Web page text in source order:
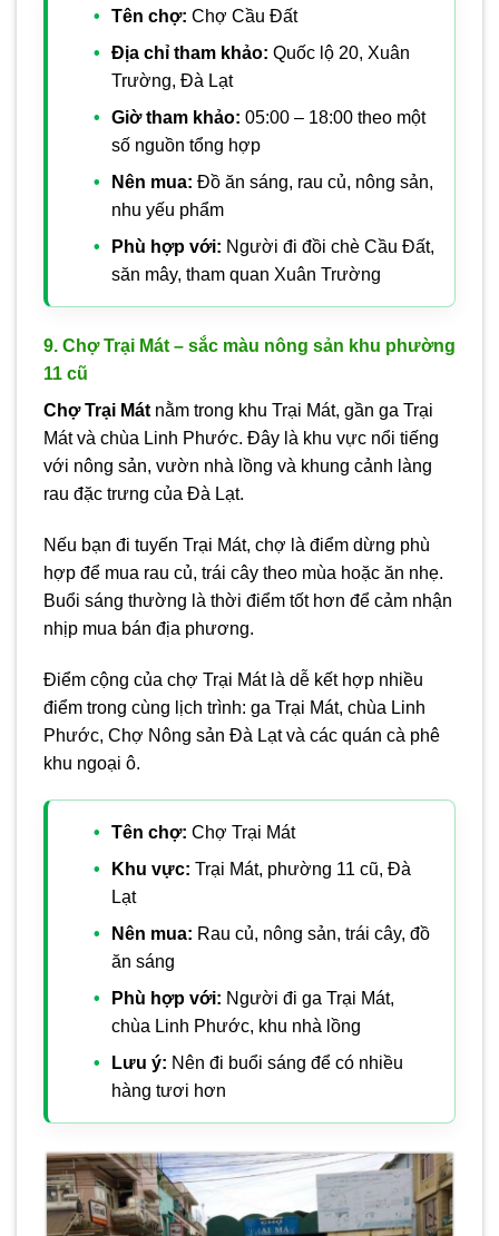
Tên chợ: Chợ Cầu Đất
Địa chỉ tham khảo: Quốc lộ 20, Xuân
Trường, Đà Lạt
Giờ tham khảo: 05:00 – 18:00 theo một
số nguồn tổng hợp
Nên mua: Đồ ăn sáng, rau củ, nông sản,
nhu yếu phẩm
Phù hợp với: Người đi đồi chè Cầu Đất,
săn mây, tham quan Xuân Trường
9. Chợ Trại Mát – sắc màu nông sản khu phường
11 cũ
Chợ Trại Mát nằm trong khu Trại Mát, gần ga Trại
Mát và chùa Linh Phước. Đây là khu vực nổi tiếng
với nông sản, vườn nhà lồng và khung cảnh làng
rau đặc trưng của Đà Lạt.
Nếu bạn đi tuyến Trại Mát, chợ là điểm dừng phù
hợp để mua rau củ, trái cây theo mùa hoặc ăn nhẹ.
Buổi sáng thường là thời điểm tốt hơn để cảm nhận
nhịp mua bán địa phương.
Điểm cộng của chợ Trại Mát là dễ kết hợp nhiều
điểm trong cùng lịch trình: ga Trại Mát, chùa Linh
Phước, Chợ Nông sản Đà Lạt và các quán cà phê
khu ngoại ô.
Tên chợ: Chợ Trại Mát
Khu vực: Trại Mát, phường 11 cũ, Đà
Lạt
Nên mua: Rau củ, nông sản, trái cây, đồ
ăn sáng
Phù hợp với: Người đi ga Trại Mát,
chùa Linh Phước, khu nhà lồng
Lưu ý: Nên đi buổi sáng để có nhiều
hàng tươi hơn